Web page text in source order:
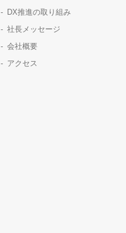
DX推進の取り組み
社長メッセージ
会社概要
アクセス